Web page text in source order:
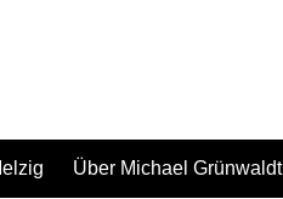
Über Michael Grünwaldt